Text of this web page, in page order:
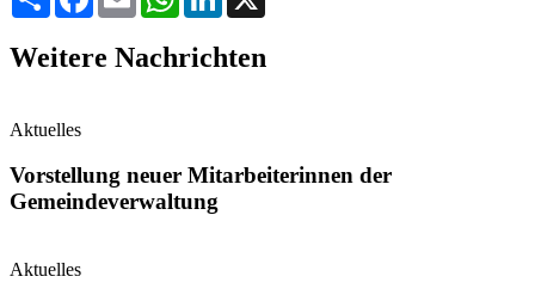
Weitere Nachrichten
Aktuelles
Vorstellung neuer Mitarbeiterinnen der
Gemeindeverwaltung
Aktuelles